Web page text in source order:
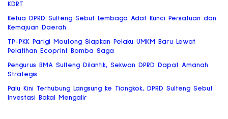
KDRT
Ketua DPRD Sulteng Sebut Lembaga Adat Kunci Persatuan dan
Kemajuan Daerah
TP-PKK Parigi Moutong Siapkan Pelaku UMKM Baru Lewat
Pelatihan Ecoprint Bomba Saga
Pengurus BMA Sulteng Dilantik, Sekwan DPRD Dapat Amanah
Strategis
Palu Kini Terhubung Langsung ke Tiongkok, DPRD Sulteng Sebut
Investasi Bakal Mengalir